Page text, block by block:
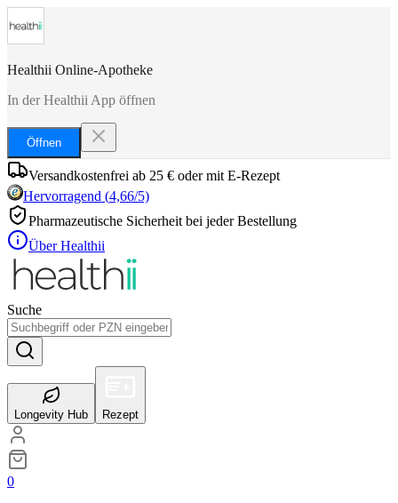
Healthii Online-Apotheke
In der Healthii App öffnen
Öffnen
Versandkostenfrei ab 25 € oder mit E-Rezept
Hervorragend (4,66/5)
Pharmazeutische Sicherheit bei jeder Bestellung
Über Healthii
Suche
Longevity Hub Rezept
0